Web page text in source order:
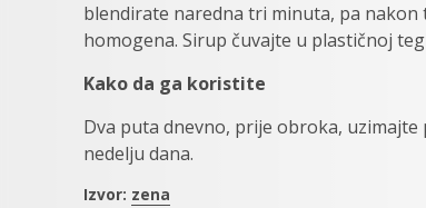
blendirate naredna tri minuta, pa nakon
homogena. Sirup čuvajte u plastičnoj
Kako da ga koristite
Dva puta dnevno, prije obroka,
nedelju dana.
Izvor: zena